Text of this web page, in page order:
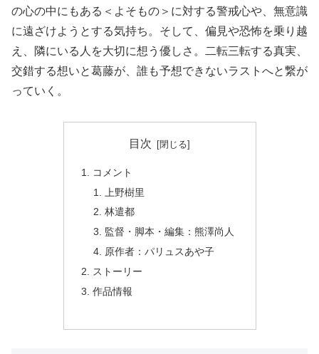
の心の中にもある＜よそもの＞に対する警戒心や、無意識
に遠ざけようとする気持ち。そして、偏見や恐怖を乗り越
え、隣にいる人を大切に想う優しさ。二転三転する真実、
交錯する想いと葛藤が、誰も予想できないラストへと繋が
っていく。
目次
コメント
上野樹里
林遣都
監督・脚本・編集：熊澤尚人
原作者：パリュスあや子
ストーリー
作品情報